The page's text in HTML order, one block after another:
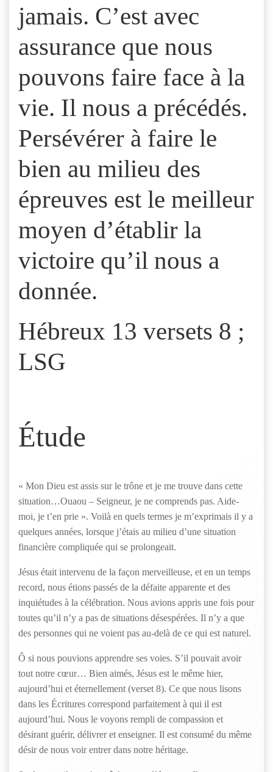
jamais. C’est avec
assurance que nous
pouvons faire face à la
vie. Il nous a précédés.
Persévérer à faire le
bien au milieu des
épreuves est le meilleur
moyen d’établir la
victoire qu’il nous a
donnée.
Hébreux 13 versets 8 ;
LSG
Étude
« Mon Dieu est assis sur le trône et je me trouve dans cette
situation…Ouaou – Seigneur, je ne comprends pas. Aide-
moi, je t’en prie ». Voilà en quels termes je m’exprimais il y a
quelques années, lorsque j’étais au milieu d’une situation
financière compliquée qui se prolongeait.
Jésus était intervenu de la façon merveilleuse, et en un temps
record, nous étions passés de la défaite apparente et des
inquiétudes à la célébration. Nous avions appris une fois pour
toutes qu’il n’y a pas de situations désespérées. Il n’y a que
des personnes qui ne voient pas au-delà de ce qui est naturel.
Ô si nous pouvions apprendre ses voies. S’il pouvait avoir
tout notre cœur… Bien aimés, Jésus est le même hier,
aujourd’hui et éternellement (verset 8). Ce que nous lisons
dans les Écritures correspond parfaitement à qui il est
aujourd’hui. Nous le voyons rempli de compassion et
désirant guérir, délivrer et enseigner. Il est consumé du même
désir de nous voir entrer dans notre héritage.